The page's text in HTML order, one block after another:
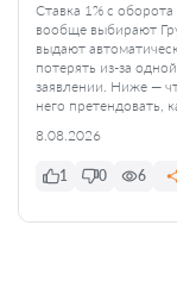
Ставка 1% с
вообще выбирают
выдают
потерять из-за
заявлении. Ниже —
него претендовать,
8.08.2026
1 0 6